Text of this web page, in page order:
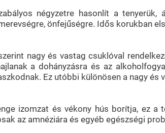
négyzetre hasonlít a
önfejűségre. Idős korukban
nagy és vastag csuklóval
a dohányzásra és az
Ez utóbbi különösen a nagy és
izomzat és vékony hús borítja, ez
az amnéziára és egyéb egészségi